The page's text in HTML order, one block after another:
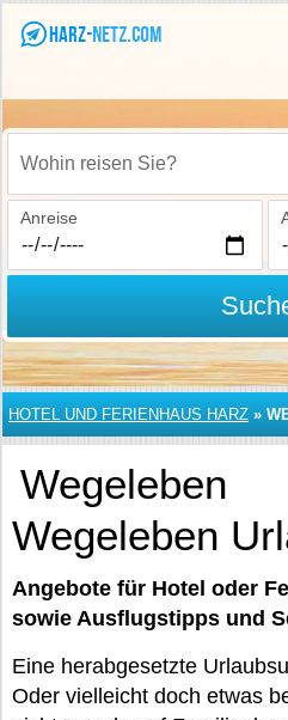
Wohin reisen Sie?
Anreise
HOTEL UND FERIENHAUS HARZ »
Wegeleben
Wegeleben
Angebote für Hotel oder
sowie Ausflugstipps und
Eine herabgesetzte
Oder vielleicht doch etwas